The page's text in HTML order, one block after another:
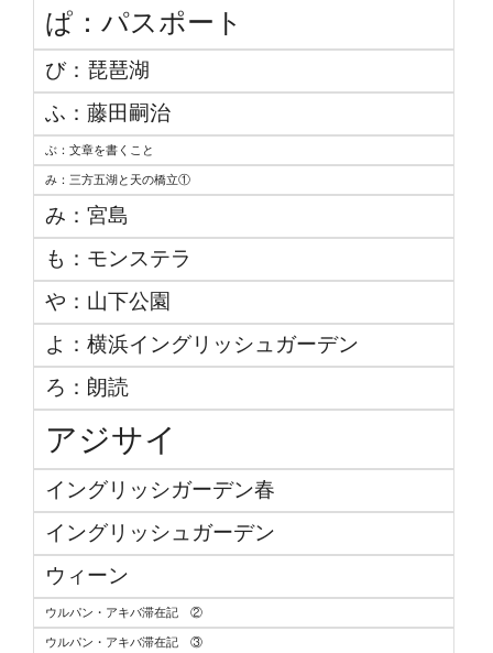
ぱ：パスポート
び：琵琶湖
ふ：藤田嗣治
ぶ：文章を書くこと
み：三方五湖と天の橋立①
み：宮島
も：モンステラ
や：山下公園
よ：横浜イングリッシュガーデン
ろ：朗読
アジサイ
イングリッシガーデン春
イングリッシュガーデン
ウィーン
ウルパン・アキバ滞在記 ②
ウルパン・アキバ滞在記 ③